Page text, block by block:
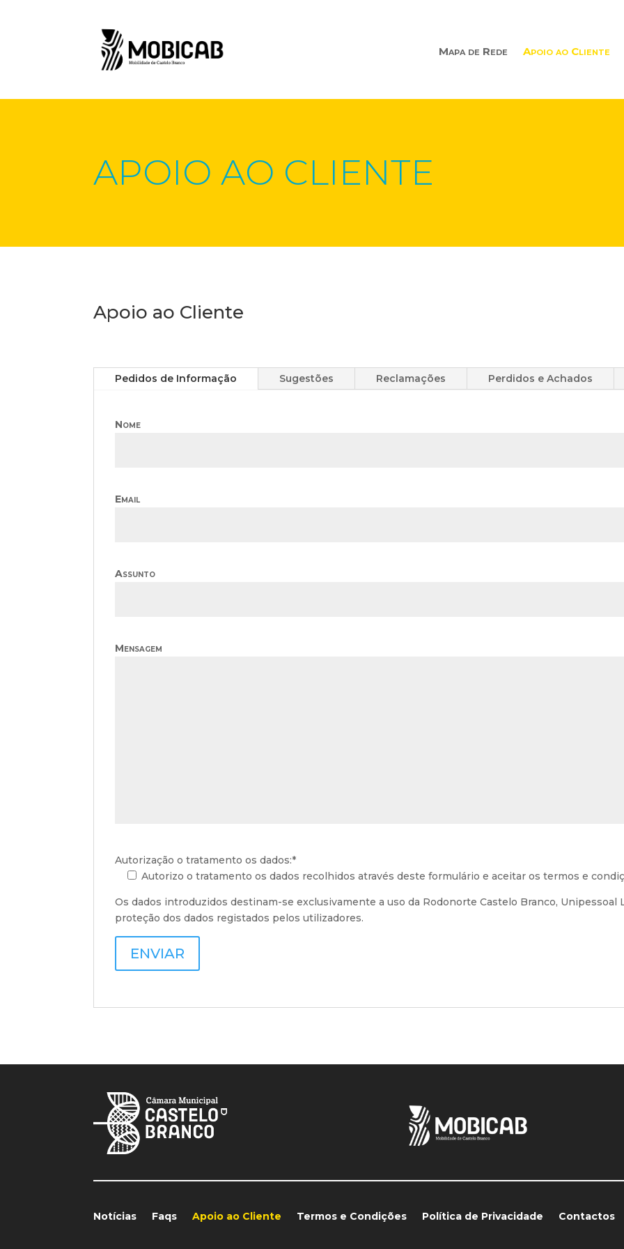
Mapa de Rede Apoio ao Cliente
APOIO AO CLIENTE
Apoio ao Cliente
Pedidos de Informação Sugestões Reclamações Perdidos e Achados
Nome
Email
Assunto
Mensagem
Autorização o tratamento os dados:*
Autorizo o tratamento os dados recolhidos através deste formulário e aceitar os termos e
Os dados introduzidos destinam-se exclusivamente a uso da Rodonorte Castelo Branco, Unipessoal
proteção dos dados registados pelos utilizadores.
ENVIAR
Notícias Faqs Apoio ao Cliente Termos e Condições Política de Privacidade Contactos